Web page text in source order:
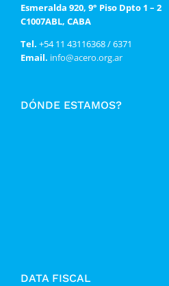
Esmeralda 920, 9° Piso Dpto 1 – 2
C1007ABL, CABA
Tel. +54 11 43116368 / 6371
Email. info@acero.org.ar
DÓNDE ESTAMOS?
DATA FISCAL